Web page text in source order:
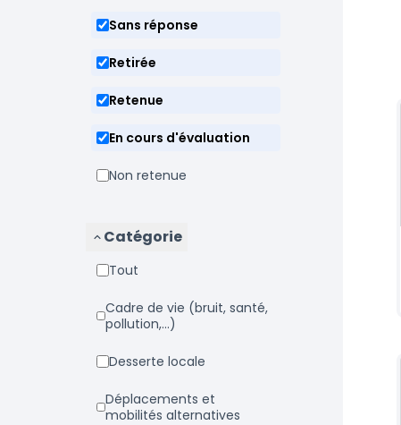
Sans réponse
Retirée
Retenue
En cours d'évaluation
Non retenue
Catégorie
Tout
Cadre de vie (bruit, santé,
pollution,...)
Desserte locale
Déplacements et
mobilités alternatives